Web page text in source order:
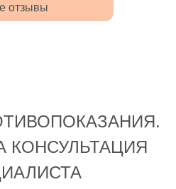
отзывы
КОНСУЛЬТАЦИЯ